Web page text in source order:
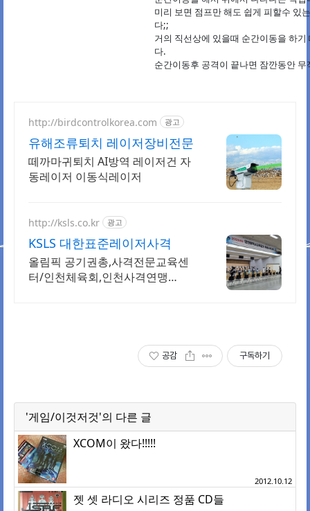
미리 보면 점프만 해도 쉽게 피할수 있
다;;
거의 직선상에 있을때 순간이동을 하
다.
순간이동후 공격이 끝나면 잠깐동안
http://birdcontrolkorea.com 광고
유해조류퇴치 레이저장비전문
떼까마귀퇴치 AI방역 레이저건 자
동레이저 이동식레이저
http://ksls.co.kr 광고
KSLS 대한표준레이저사격
올림픽 공기권총,사격전문교육센
터/인천체육회,인천사격연맹
공감 구독하기
'게임/이것저것'의 다른 글
XCOM이 왔다!!!!!
2012.10.12
젯 셋 라디오 시리즈 정품 CD들